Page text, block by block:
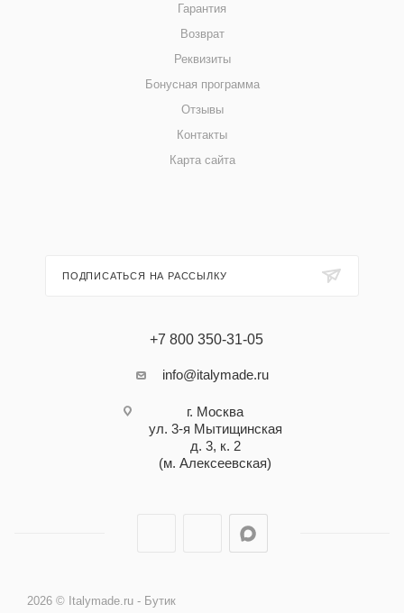
Гарантия
Возврат
Реквизиты
Бонусная программа
Отзывы
Контакты
Карта сайта
ПОДПИСАТЬСЯ НА РАССЫЛКУ
+7 800 350-31-05
info@italymade.ru
г. Москва
ул. 3-я Мытищинская
д. 3, к. 2
(м. Алексеевская)
2026 © Italymade.ru - Бутик